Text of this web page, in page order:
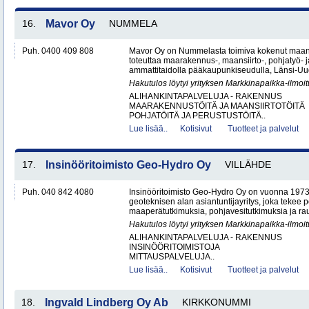
16. Mavor Oy NUMMELA
Puh. 0400 409 808
Mavor Oy on Nummelasta toimiva kokenut
toteuttaa maarakennus-, maansiirto-, pohjatyö-
ammattitaidolla pääkaupunkiseudulla, Länsi-
Hakutulos löytyi yrityksen Markkinapaikka-
ALIHANKINTAPALVELUJA - RAKENNUS
MAARAKENNUSTÖITÄ JA MAANSIIRTOTÖITÄ
POHJATÖITÄ JA PERUSTUSTÖITÄ..
Lue lisää..
Kotisivut Tuotteet ja palvelut
17. Insinööritoimisto Geo-Hydro Oy VILLÄHDE
Puh. 040 842 4080
Insinööritoimisto Geo-Hydro Oy on vuonna
geoteknisen alan asiantuntijayritys, joka tekee
maaperätutkimuksia, pohjavesitutkimuksia ja
Hakutulos löytyi yrityksen Markkinapaikka-
ALIHANKINTAPALVELUJA - RAKENNUS
INSINÖÖRITOIMISTOJA
MITTAUSPALVELUJA..
Lue lisää..
Kotisivut Tuotteet ja palvelut
18. Ingvald Lindberg Oy Ab KIRKKONUMMI